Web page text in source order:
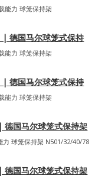
能力 球笼保持架
德国马尔球笼式保持
能力 球笼保持架
德国马尔球笼式保持
能力 球笼保持架
国马尔球笼式保持架
球笼保持架 N501/32/40/78
国马尔球笼式保持架